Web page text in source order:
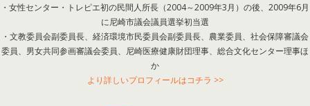
・女性センター・トレピエ初の民間人所長（2004～2009年3月）の後、2009年6月
に尼崎市議会議員選挙初当選
・文教委員会副委員長、経済環境市民委員会副委員長、農業委員、社会保障審議会
委員、男女共同参画審議会委員、尼崎医療健康財団理事、総合文化センター理事ほ
か
より詳しいプロフィールはコチラ >>